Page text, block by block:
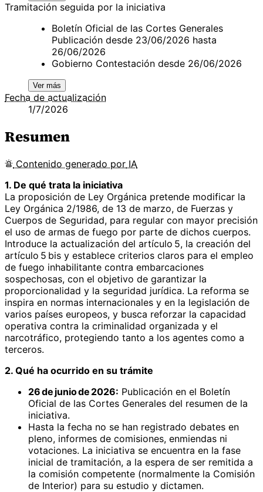
Tramitación seguida por la iniciativa
Boletín Oficial de las Cortes Generales
Publicación desde 23/06/2026 hasta
26/06/2026
Gobierno Contestación desde 26/06/2026
Ver más
Fecha de actualización
1/7/2026
Resumen
Contenido generado por IA
1. De qué trata la iniciativa
La proposición de Ley Orgánica pretende modificar la
Ley Orgánica 2/1986, de 13 de marzo, de Fuerzas y
Cuerpos de Seguridad, para regular con mayor precisión
el uso de armas de fuego por parte de dichos cuerpos.
Introduce la actualización del artículo 5, la creación del
artículo 5 bis y establece criterios claros para el empleo
de fuego inhabilitante contra embarcaciones
sospechosas, con el objetivo de garantizar la
proporcionalidad y la seguridad jurídica. La reforma se
inspira en normas internacionales y en la legislación de
varios países europeos, y busca reforzar la capacidad
operativa contra la criminalidad organizada y el
narcotráfico, protegiendo tanto a los agentes como a
terceros.
2. Qué ha ocurrido en su trámite
26 de junio de 2026: Publicación en el Boletín
Oficial de las Cortes Generales del resumen de la
iniciativa.
Hasta la fecha no se han registrado debates en
pleno, informes de comisiones, enmiendas ni
votaciones. La iniciativa se encuentra en la fase
inicial de tramitación, a la espera de ser remitida a
la comisión competente (normalmente la Comisión
de Interior) para su estudio y dictamen.